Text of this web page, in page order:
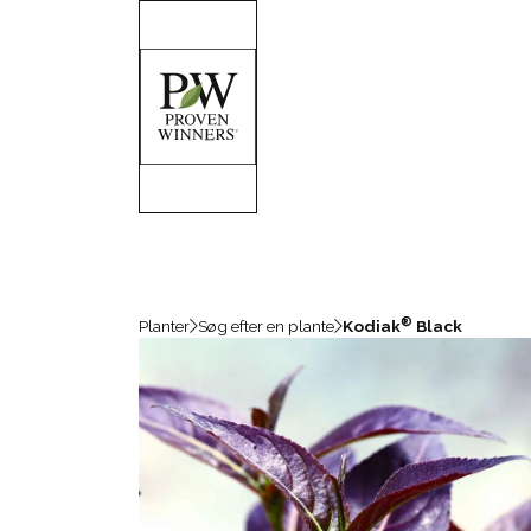
Planter Søg efter en plante Kodiak® Black